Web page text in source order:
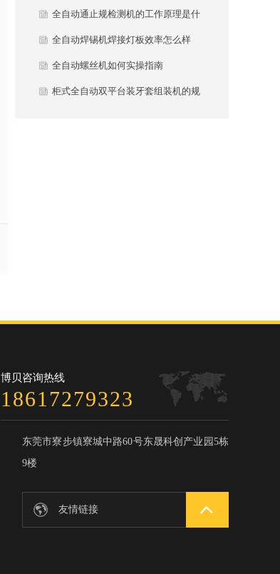
呢
全自动通止规检测机的工作原理是什
么?
全自动焊锡机焊接灯板效率怎么样
全自动螺丝机如何实操指南
柜式全自动双平台装牙套组装机的规
博贝咨询热线
18617279323
东莞市寮步镇寮城中路60号东晟科创产业园5栋
9楼
友情链接
DC插座